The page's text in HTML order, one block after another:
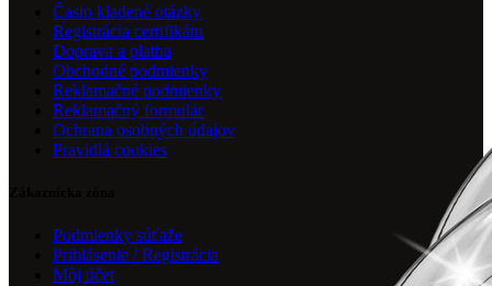
Často kladené otázky
Registrácia certifikátu
Doprava a platba
Obchodné podmienky
Reklamačné podmienky
Reklamačný formulár
Ochrana osobných údajov
Pravidlá cookies
Podmienky súťaže
Prihlásenie / Registrácia
Môj účet